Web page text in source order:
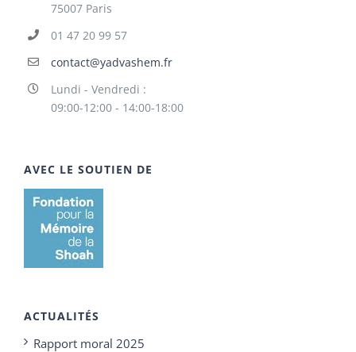
75007 Paris
01 47 20 99 57
contact@yadvashem.fr
Lundi - Vendredi :
09:00-12:00 - 14:00-18:00
AVEC LE SOUTIEN DE
ACTUALITÉS
Rapport moral 2025